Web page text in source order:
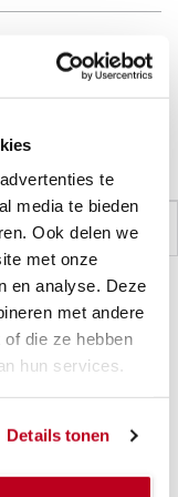
te
media te bieden
Ook delen we
met onze
en analyse. Deze
met andere
die ze hebben
hun services.
Details tonen